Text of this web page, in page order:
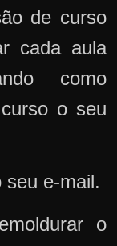
de curso
cada aula
como
o seu
seu e-mail.
o